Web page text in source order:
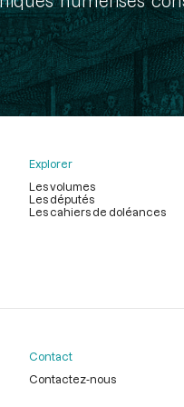
Explorer
Les volumes
Les députés
Les cahiers de doléances
Contact
Contactez-nous